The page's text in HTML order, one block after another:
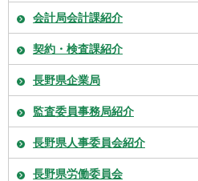
会計局会計課紹介
契約・検査課紹介
長野県企業局
監査委員事務局紹介
長野県人事委員会紹介
長野県労働委員会